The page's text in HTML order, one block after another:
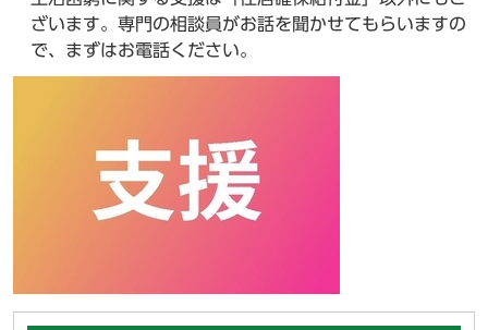
ざいます。専門の相談員がお話を聞かせてもらいますの
で、まずはお電話ください。